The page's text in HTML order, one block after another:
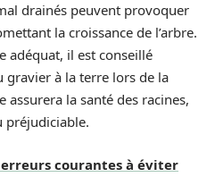
drainés peuvent provoquer
la croissance de l’arbre.
adéquat, il est conseillé
gravier à la terre lors de la
la santé des racines,
préjudiciable.
erreurs courantes à éviter